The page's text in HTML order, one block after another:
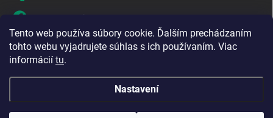
Tento web používa súbory cookie. Ďalším prechádzaním
tohto webu vyjadrujete súhlas s ich používaním. Viac
informácií tu.
Nastavení
HUMAC Nativ
humacnativ
https://www.youtube.com/@HUMACNativ